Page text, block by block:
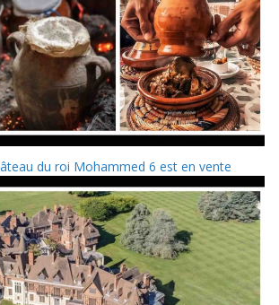
du roi Mohammed 6 est en vente